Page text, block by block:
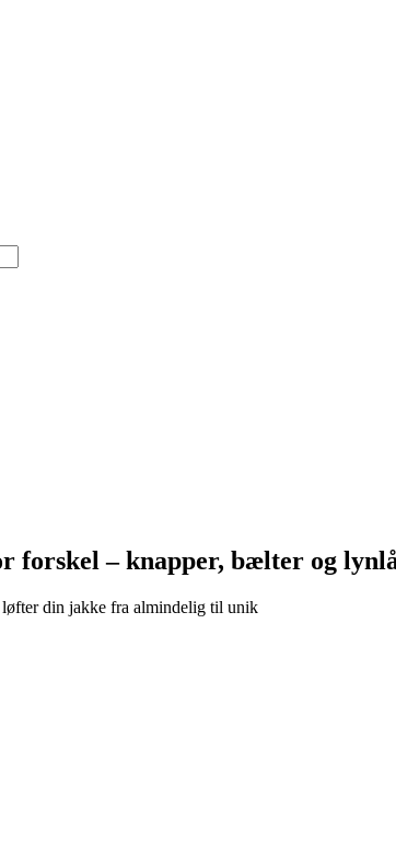
forskel – knapper, bælter og
løfter din jakke fra almindelig til unik